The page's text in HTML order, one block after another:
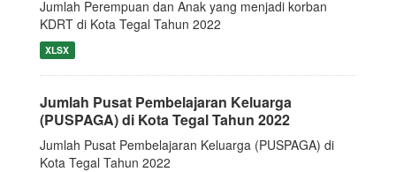
Jumlah Perempuan dan Anak yang menjadi korban
KDRT di Kota Tegal Tahun 2022
XLSX
Jumlah Pusat Pembelajaran Keluarga
(PUSPAGA) di Kota Tegal Tahun 2022
Jumlah Pusat Pembelajaran Keluarga (PUSPAGA) di
Kota Tegal Tahun 2022